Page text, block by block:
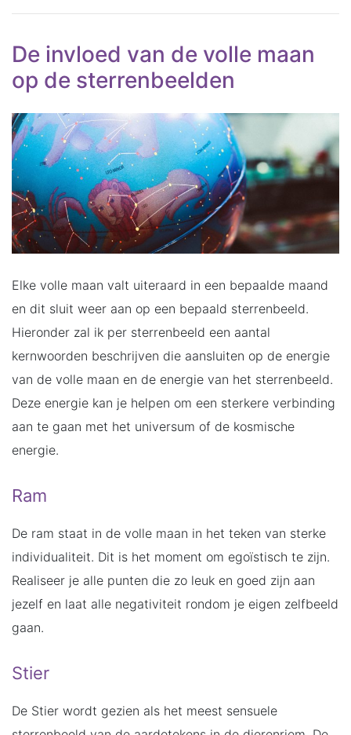
De invloed van de volle maan
op de sterrenbeelden
Elke volle maan valt uiteraard in een bepaalde maand
en dit sluit weer aan op een bepaald sterrenbeeld.
Hieronder zal ik per sterrenbeeld een aantal
kernwoorden beschrijven die aansluiten op de energie
van de volle maan en de energie van het sterrenbeeld.
Deze energie kan je helpen om een sterkere verbinding
aan te gaan met het universum of de kosmische
energie.
Ram
De ram staat in de volle maan in het teken van sterke
individualiteit. Dit is het moment om egoïstisch te zijn.
Realiseer je alle punten die zo leuk en goed zijn aan
jezelf en laat alle negativiteit rondom je eigen zelfbeeld
gaan.
Stier
De Stier wordt gezien als het meest sensuele